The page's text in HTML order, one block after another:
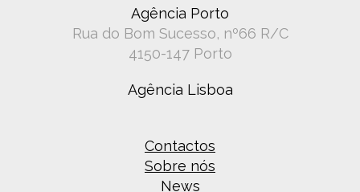
Agência Porto
Rua do Bom Sucesso, nº66 R/C
4150-147 Porto
Agência Lisboa
Contactos
Sobre nós
News